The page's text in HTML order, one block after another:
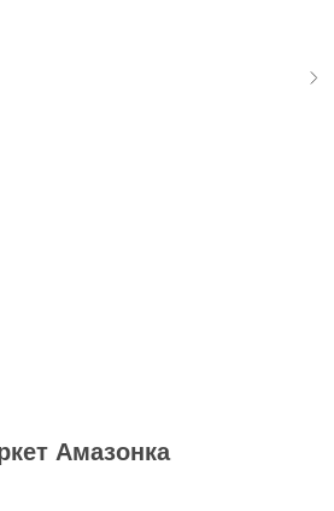
Амазонка